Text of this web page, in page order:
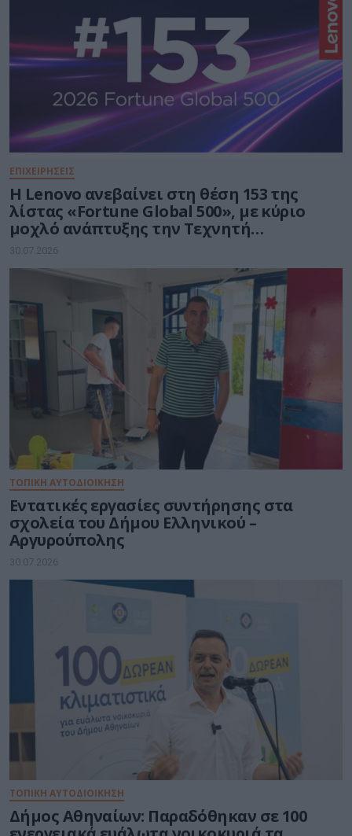
ΕΠΙΧΕΙΡΗΣΕΙΣ
Η Lenovo ανεβαίνει στη θέση 153 της
λίστας «Fortune Global 500», με κύριο
μοχλό ανάπτυξης την Τεχνητή
Νοημοσύνη
30.07.2026
ΤΟΠΙΚΗ ΑΥΤΟΔΙΟΙΚΗΣΗ
Εντατικές εργασίες συντήρησης στα
σχολεία του Δήμου Ελληνικού –
Αργυρούπολης
30.07.2026
ΤΟΠΙΚΗ ΑΥΤΟΔΙΟΙΚΗΣΗ
Δήμος Αθηναίων: Παραδόθηκαν σε 100